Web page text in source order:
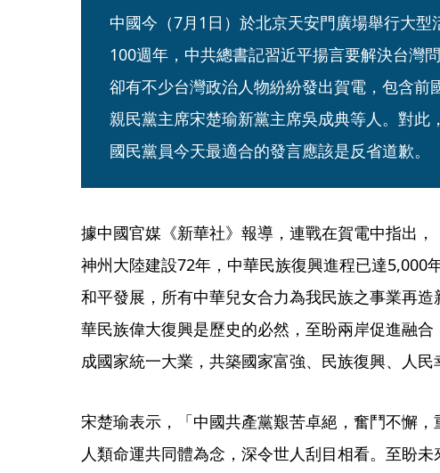
中國今（7月1日）於北京天安門廣場舉行大型
100週年，中共總書記習近平揚言要解決台灣
卻有不少台灣政治人物紛紛發出賀電，包含前
親民黨主席宋楚瑜新黨主席吳成典等人。對此
國民黨員今天最適合的發言應該是反省道歉。
據中國官媒《新華社》報導，連戰在賀電中指出
神州大陸建設72年，中華民族復興進程已達5,000
和平發展，所有中華兒女合力為我民族之事業再
華民族偉大復興是歷史的必然，至盼兩岸促進融
成國家統一大業，共築國家富強、民族復興、人民
宋楚瑜表示，「中國共產黨艱苦卓絕，奮鬥不懈，
人類命運共同體為念，深令世人刮目相看。至盼